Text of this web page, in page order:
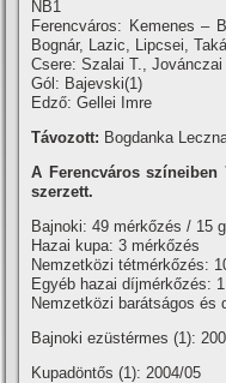
NB1
Ferencváros: Kemenes –
Bognár, Lazic, Lipcsei,
Csere: Szalai T., Jovánczai
Gól: Bajevski(1)
Edző: Gellei Imre
Távozott: Bogdanka
A Ferencváros
szerzett.
Bajnoki: 49 mérkőzés / 15
Hazai kupa: 3 mérkőzés
Nemzetközi tétmérkőzés:
Egyéb hazai dí­jmérkőzés:
Nemzetközi barátságos és
Bajnoki ezüstérmes (1):
Kupadöntős (1): 2004/05